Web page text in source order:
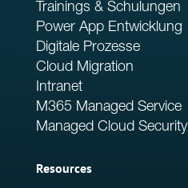
Trainings & Schulungen
Power App Entwicklung
Digitale Prozesse
Cloud Migration
Intranet
M365 Managed Service
Managed Cloud Security
Resources